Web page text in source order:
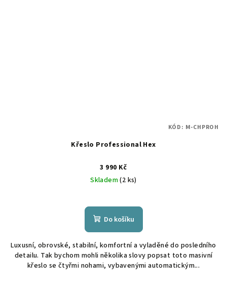
Křeslo Professional Hex
3 990 Kč
Skladem(2 ks)
Do košíku
Luxusní, obrovské, stabilní, komfortní a vyladěné do posledního
detailu. Tak bychom mohli několika slovy popsat toto masivní
křeslo se čtyřmi nohami, vybavenými automatickým...
KÓD: M-CHPROH